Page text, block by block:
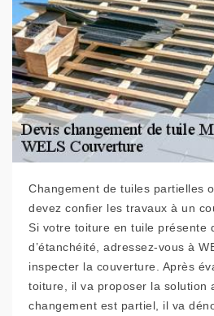
Changement de tuiles partielles
devez confier les travaux à un
Si votre toiture en tuile présente
d’étanchéité, adressez-vous à
inspecter la couverture. Après
toiture, il va proposer la solution
changement est partiel, il va